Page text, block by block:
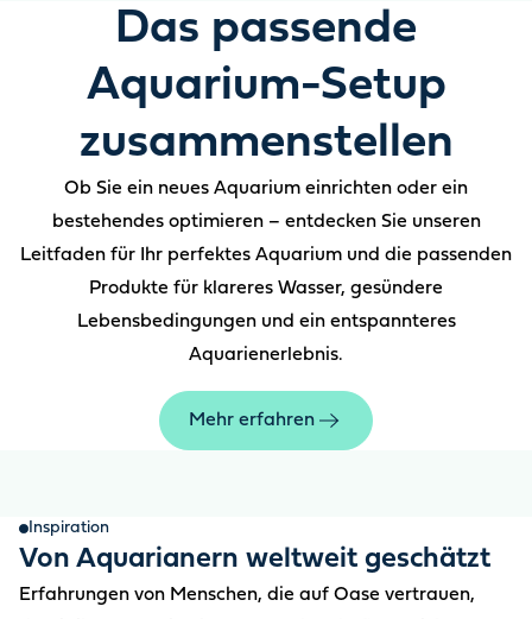
Das passende
Aquarium-Setup
zusammenstellen
Ob Sie ein neues Aquarium einrichten oder ein
bestehendes optimieren – entdecken Sie unseren
Leitfaden für Ihr perfektes Aquarium und die passenden
Produkte für klareres Wasser, gesündere
Lebensbedingungen und ein entspannteres
Aquarienerlebnis.
Mehr erfahren
Inspiration
Von Aquarianern weltweit geschätzt
Erfahrungen von Menschen, die auf Oase vertrauen,